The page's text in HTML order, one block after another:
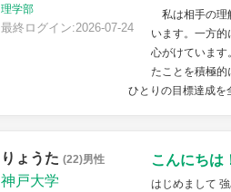
理学部
最終ログイン:2026-07-24
私は相手の理
います。一方
心がけています
たことを積極的
ひとりの目標達成を
りょうた (22)男性
神戸大学
こんにちは
はじめまして